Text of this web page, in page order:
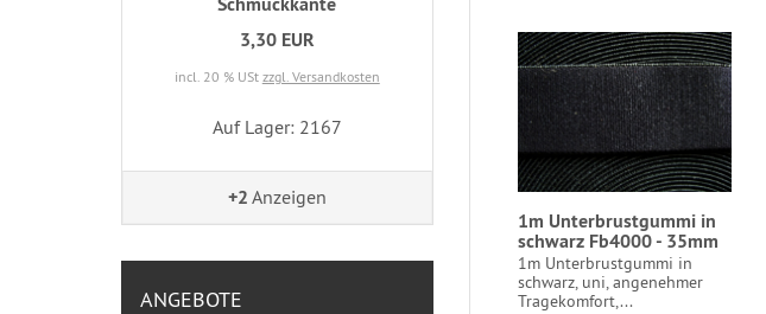
1m Unterbrustgummi in
schwarz Fb4000 - 35mm
1m Unterbrustgummi in
schwarz, uni, angenehmer
Tragekomfort,...
3,30 EUR
incl. 20 % USt zzgl. Versandkosten
Auf Lager: 2167
+2 Anzeigen
ANGEBOTE